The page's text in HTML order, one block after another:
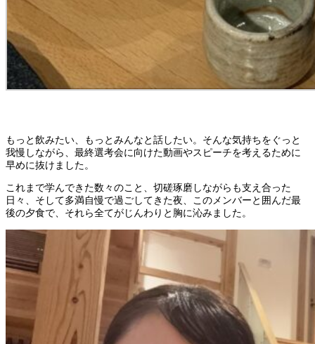
もっと飲みたい、もっとみんなと話したい。そんな気持ちをぐっと
我慢しながら、最終選考会に向けた動画やスピーチを考えるために
早めに抜けました。
これまで学んできた数々のこと、切磋琢磨しながらも支え合った
日々、そして多満自慢で過ごしてきた夜、このメンバーと囲んだ最
後の夕食で、それら全てがじんわりと胸に沁みました。